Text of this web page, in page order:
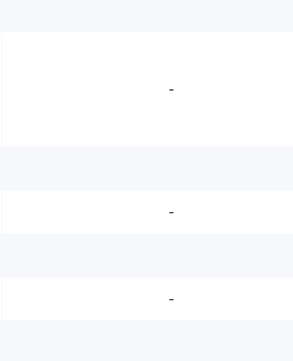
-
-
-